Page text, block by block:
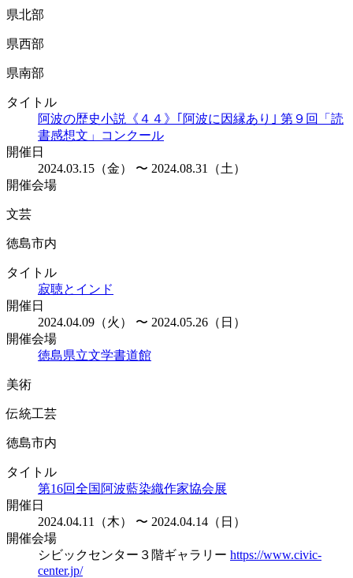
県北部
県西部
県南部
タイトル
阿波の歴史小説《４４》｢阿波に因縁あり｣ 第９回「読
書感想文」コンクール
開催日
2024.03.15（金） 〜 2024.08.31（土）
開催会場
文芸
徳島市内
タイトル
寂聴とインド
開催日
2024.04.09（火） 〜 2024.05.26（日）
開催会場
徳島県立文学書道館
美術
伝統工芸
徳島市内
タイトル
第16回全国阿波藍染織作家協会展
開催日
2024.04.11（木） 〜 2024.04.14（日）
開催会場
シビックセンター３階ギャラリー https://www.civic-
center.jp/